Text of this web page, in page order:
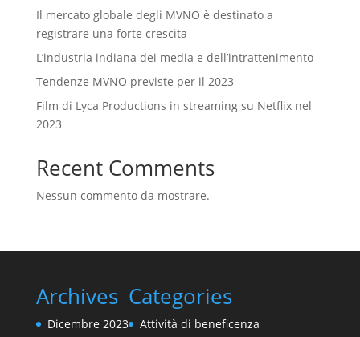
Il mercato globale degli MVNO è destinato a
registrare una forte crescita
L’industria indiana dei media e dell’intrattenimento
Tendenze MVNO previste per il 2023
Film di Lyca Productions in streaming su Netflix nel
2023
Recent Comments
Nessun commento da mostrare.
Archives
Dicembre 2023
Categories
Attività di beneficenza